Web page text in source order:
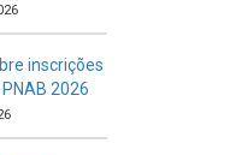
inscrições
2026